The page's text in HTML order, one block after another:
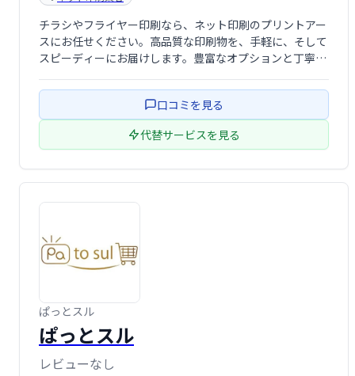
チラシやフライヤー印刷なら、ネット印刷のプリントアー
スにお任せください。高品質な印刷物を、手軽に、そして
スピーディーにお届けします。豊富なオプションと丁寧な
口コミを見る
代替サービスを見る
ぱっとスル
ぱっとスル
レビューなし